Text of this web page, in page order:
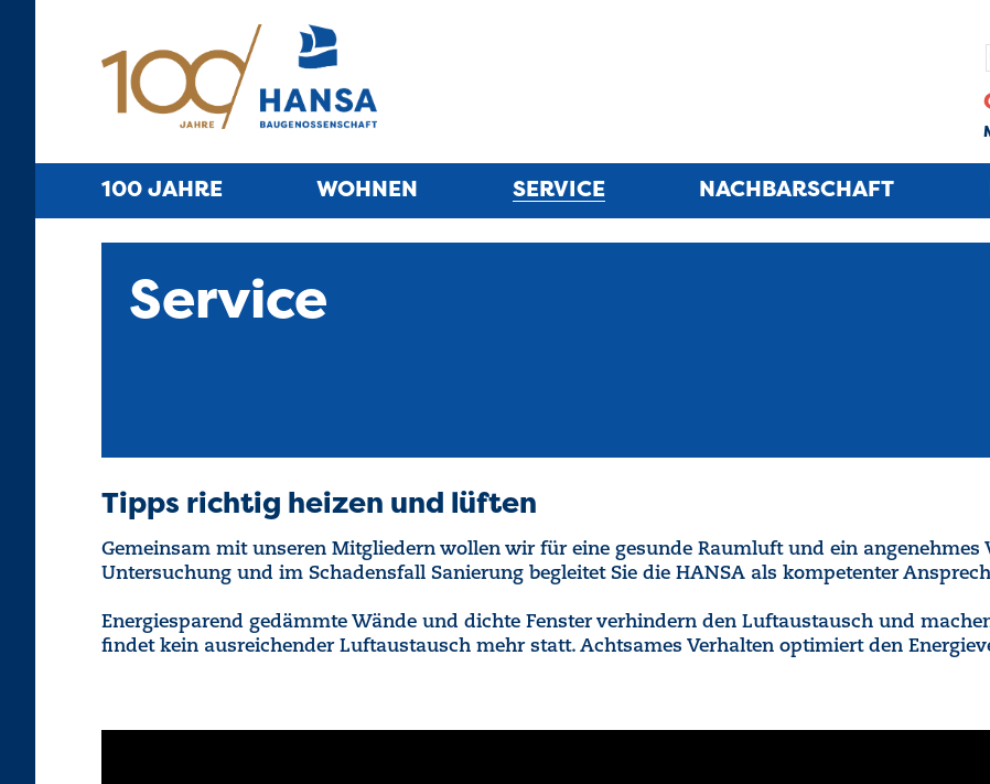
100 JAHRE WOHNEN SERVICE NACHBARSCHAFT
Service
Tipps richtig heizen und lüften
Gemeinsam mit unseren Mitgliedern wollen wir für eine gesunde Raumluft und ein
Untersuchung und im Schadensfall Sanierung begleitet Sie die HANSA als kompetenter
Energiesparend gedämmte Wände und dichte Fenster verhindern den Luftaustausch und
findet kein ausreichender Luftaustausch mehr statt. Achtsames Verhalten optimiert den